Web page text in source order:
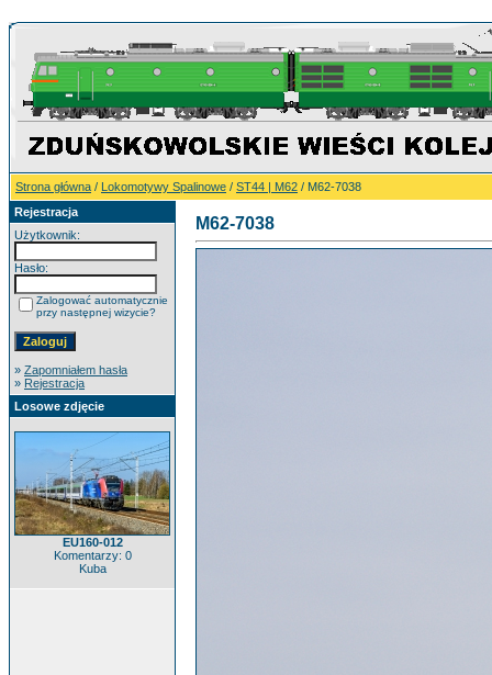
Strona główna / Lokomotywy Spalinowe / ST44 | M62 / M62-7038
Rejestracja
Użytkownik:
Hasło:
Zalogować automatycznie
przy następnej wizycie?
» Zapomniałem hasła
» Rejestracja
Losowe zdjęcie
EU160-012
Komentarzy: 0
Kuba
M62-7038